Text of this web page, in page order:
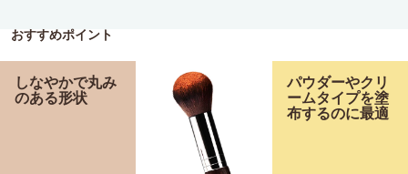
おすすめポイント
しなやかで丸み
のある形状
パウダーやクリ
ームタイプを塗
布するのに最適